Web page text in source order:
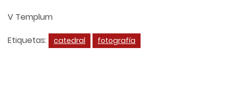
V Templum
Etiquetas:
catedral fotografía